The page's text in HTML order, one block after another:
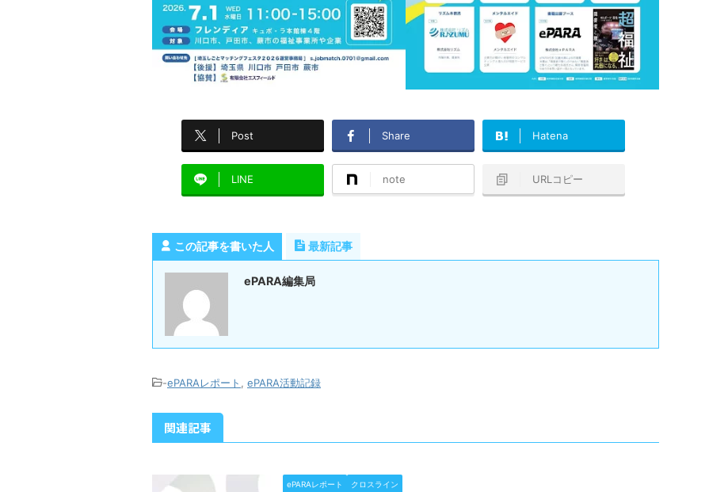
Post Share Hatena
LINE note URLコピー
この記事を書いた人 最新記事
ePARA編集局
-ePARAレポート ePARA活動記録
関連記事
ePARAレポート クロスライン